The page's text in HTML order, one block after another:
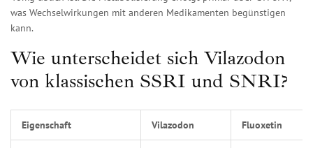
was Wechselwirkungen mit anderen Medikamenten begünstigen
kann.
Wie unterscheidet sich Vilazodon
von klassischen SSRI und SNRI?
Eigenschaft Vilazodon Fluoxetin